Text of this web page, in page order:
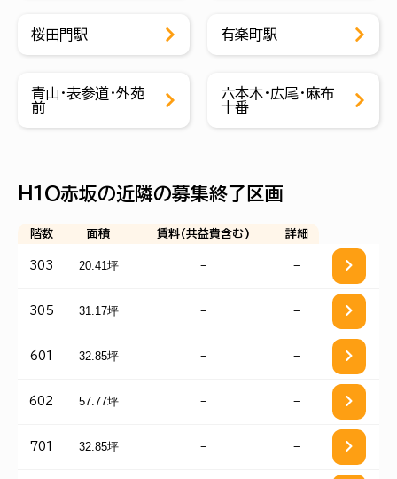
桜田門駅 有楽町駅
青山・表参道・外苑
前
六本木・広尾・麻布
十番
Ｈ１Ｏ赤坂の近隣の募集終了区画
階数 面積 賃料(共益費含む) 詳細
303 20.41坪 − −
305 31.17坪 − −
601 32.85坪 − −
602 57.77坪 − −
701 32.85坪 − −